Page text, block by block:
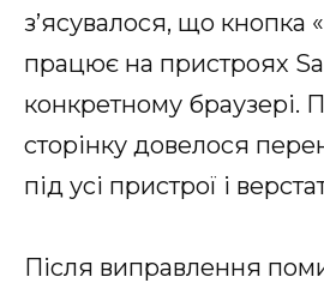
з’ясувалося, що кнопка
працює на пристроях
конкретному браузері.
сторінку довелося
під усі пристрої і
Після виправлення